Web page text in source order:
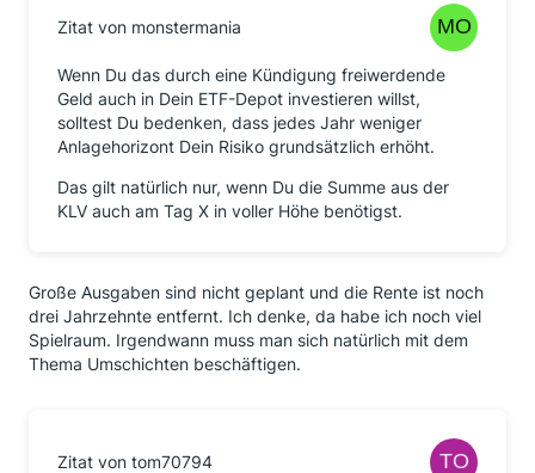
Zitat von monstermania
Wenn Du das durch eine Kündigung freiwerdende
Geld auch in Dein ETF-Depot investieren willst,
solltest Du bedenken, dass jedes Jahr weniger
Anlagehorizont Dein Risiko grundsätzlich erhöht.
Das gilt natürlich nur, wenn Du die Summe aus der
KLV auch am Tag X in voller Höhe benötigst.
Große Ausgaben sind nicht geplant und die Rente ist noch
drei Jahrzehnte entfernt. Ich denke, da habe ich noch viel
Spielraum. Irgendwann muss man sich natürlich mit dem
Thema Umschichten beschäftigen.
Zitat von tom70794